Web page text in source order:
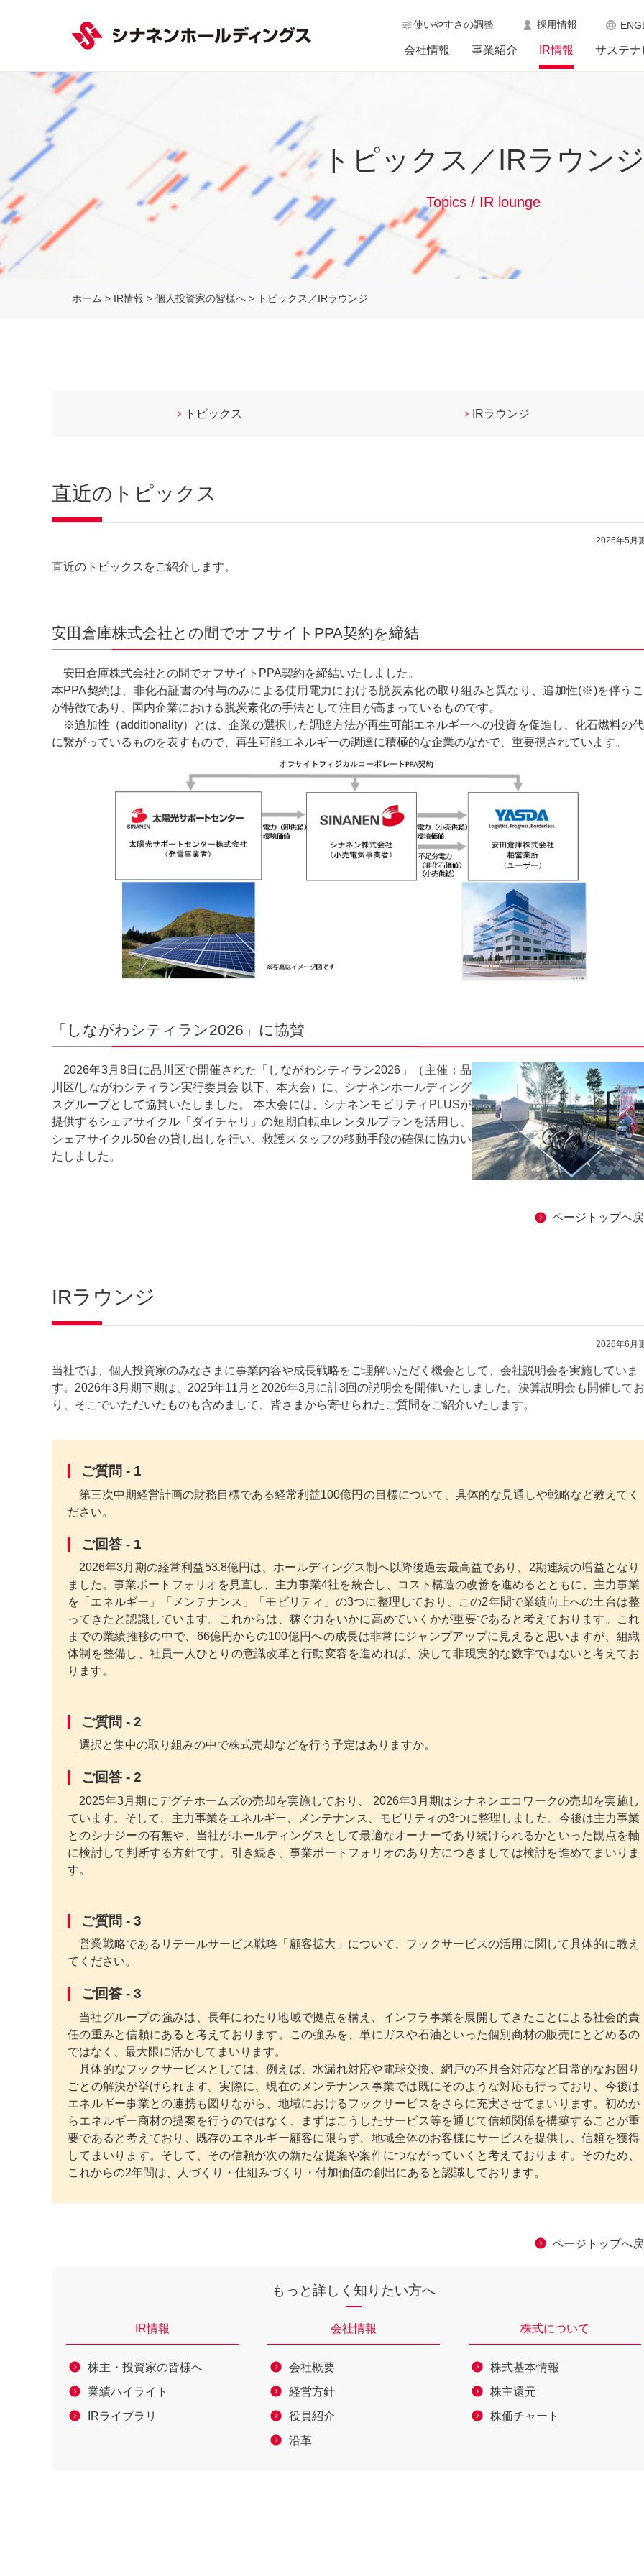
使いやすさの調整 採用情報
会社情報 事業紹介 IR情報 サステナ
トピックス／IRラウンジ
Topics / IR lounge
ホーム > IR情報 > 個人投資家の皆様へ > トピックス／IRラウンジ
トピックス IRラウンジ
直近のトピックス
2026年5月
直近のトピックスをご紹介します。
安田倉庫株式会社との間でオフサイトPPA契約を締結
安田倉庫株式会社との間でオフサイトPPA契約を締結いたしました。
本PPA契約は、非化石証書の付与のみによる使用電力における脱炭素化の取り組みと異なり、追加性(※)を伴う
が特徴であり、国内企業における脱炭素化の手法として注目が高まっているものです。
※追加性（additionality）とは、企業の選択した調達方法が再生可能エネルギーへの投資を促進し、化石燃料の
に繋がっているものを表すもので、再生可能エネルギーの調達に積極的な企業のなかで、重要視されています。
「しながわシティラン2026」に協賛
2026年3月8日に品川区で開催された「しながわシティラン2026」（主催：品
川区/しながわシティラン実行委員会 以下、本大会）に、シナネンホールディング
スグループとして協賛いたしました。 本大会には、シナネンモビリティPLUSが
提供するシェアサイクル「ダイチャリ」の短期自転車レンタルプランを活用し、
シェアサイクル50台の貸し出しを行い、救護スタッフの移動手段の確保に協力い
たしました。
ページトップへ
IRラウンジ
2026年6月
当社では、個人投資家のみなさまに事業内容や成長戦略をご理解いただく機会として、会社説明会を実施していま
す。2026年3月期下期は、2025年11月と2026年3月に計3回の説明会を開催いたしました。決算説明会も開催してお
り、そこでいただいたものも含めまして、皆さまから寄せられたご質問をご紹介いたします。
ご質問 - 1
第三次中期経営計画の財務目標である経常利益100億円の目標について、具体的な見通しや戦略など教えてく
ださい。
ご回答 - 1
2026年3月期の経常利益53.8億円は、ホールディングス制へ以降後過去最高益であり、2期連続の増益となり
ました。事業ポートフォリオを見直し、主力事業4社を統合し、コスト構造の改善を進めるとともに、主力事業
を「エネルギー」「メンテナンス」「モビリティ」の3つに整理しており、この2年間で業績向上への土台は整
ってきたと認識しています。これからは、稼ぐ力をいかに高めていくかが重要であると考えております。これ
までの業績推移の中で、66億円からの100億円への成長は非常にジャンプアップに見えると思いますが、組織
体制を整備し、社員一人ひとりの意識改革と行動変容を進めれば、決して非現実的な数字ではないと考えてお
ります。
ご質問 - 2
選択と集中の取り組みの中で株式売却などを行う予定はありますか。
ご回答 - 2
2025年3月期にデグチホームズの売却を実施しており、 2026年3月期はシナネンエコワークの売却を実施し
ています。そして、主力事業をエネルギー、メンテナンス、モビリティの3つに整理しました。今後は主力事業
とのシナジーの有無や、当社がホールディングスとして最適なオーナーであり続けられるかといった観点を軸
に検討して判断する方針です。引き続き、事業ポートフォリオのあり方につきましては検討を進めてまいりま
す。
ご質問 - 3
営業戦略であるリテールサービス戦略「顧客拡大」について、フックサービスの活用に関して具体的に教え
てください。
ご回答 - 3
当社グループの強みは、長年にわたり地域で拠点を構え、インフラ事業を展開してきたことによる社会的責
任の重みと信頼にあると考えております。この強みを、単にガスや石油といった個別商材の販売にとどめるの
ではなく、最大限に活かしてまいります。
具体的なフックサービスとしては、例えば、水漏れ対応や電球交換、網戸の不具合対応など日常的なお困り
ごとの解決が挙げられます。実際に、現在のメンテナンス事業では既にそのような対応も行っており、今後は
エネルギー事業との連携も図りながら、地域におけるフックサービスをさらに充実させてまいります。初めか
らエネルギー商材の提案を行うのではなく、まずはこうしたサービス等を通じて信頼関係を構築することが重
要であると考えており、既存のエネルギー顧客に限らず、地域全体のお客様にサービスを提供し、信頼を獲得
してまいります。そして、その信頼が次の新たな提案や案件につながっていくと考えております。そのため、
これからの2年間は、人づくり・仕組みづくり・付加価値の創出にあると認識しております。
ページトップへ
もっと詳しく知りたい方へ
IR情報
株主・投資家の皆様へ
業績ハイライト
IRライブラリ
会社情報
会社概要
経営方針
役員紹介
沿革
株式について
株式基本情報
株主還元
株価チャート